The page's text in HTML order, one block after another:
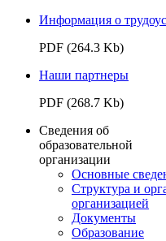
Информация о
PDF (264.3 Kb)
Наши партнеры
PDF (268.7 Kb)
Сведения об
образовательной
организации
Основные
Структура и
организацией
Документы
Образование